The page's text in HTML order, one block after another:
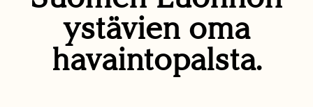
ystävien oma
havaintopalsta.